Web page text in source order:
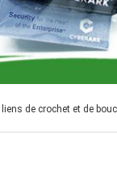
liens de crochet et de